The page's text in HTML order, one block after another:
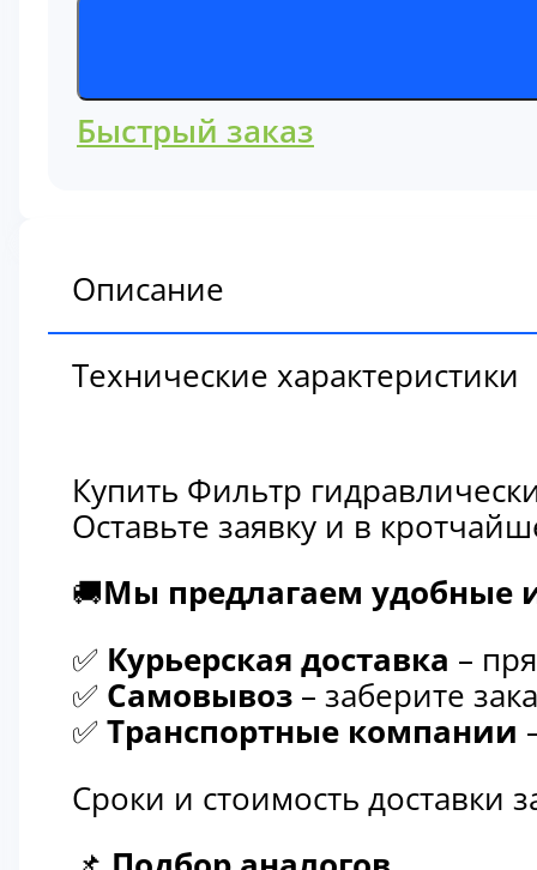
товара
гидравлический
всасывающий
400408-
Быстрый заказ
Описание
Технические характеристики
Купить Фильтр
Оставьте заявку и в
🚚Мы предлагаем удобные
✅ Курьерская доставка –
✅ Самовывоз – заберите
✅ Транспортные компании
Сроки и стоимость доставки